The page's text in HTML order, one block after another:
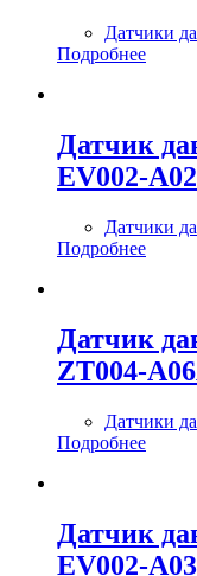
Датчики
Подробнее
Датчик
EV002-
Датчики
Подробнее
Датчик
ZT004-
Датчики
Подробнее
Датчик
EV002-